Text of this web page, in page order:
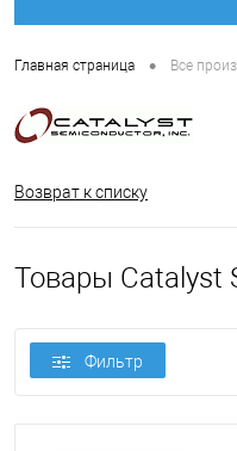
Главная страница • Все
Возврат к списку
Товары Catalyst
Фильтр